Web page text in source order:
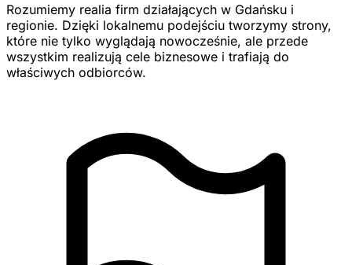
Rozumiemy realia firm działających w Gdańsku i
regionie. Dzięki lokalnemu podejściu tworzymy strony,
które nie tylko wyglądają nowocześnie, ale przede
wszystkim realizują cele biznesowe i trafiają do
właściwych odbiorców.